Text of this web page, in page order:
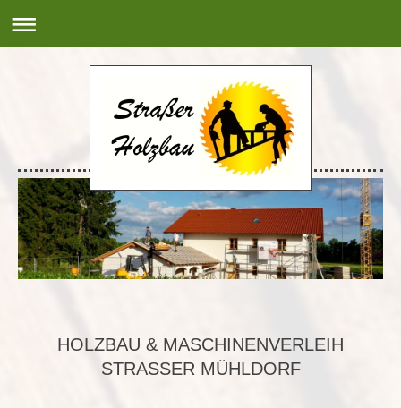
HOLZBAU & MASCHINENVERLEIH
STRASSER MÜHLDORF